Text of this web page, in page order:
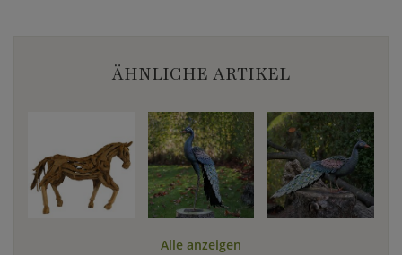
ÄHNLICHE ARTIKEL
Alle anzeigen